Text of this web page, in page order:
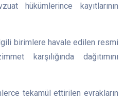
hükümlerince kayıtlarının
birimlere havale edilen resmi
karşılığında dağıtımını
tekamül ettirilen evrakların